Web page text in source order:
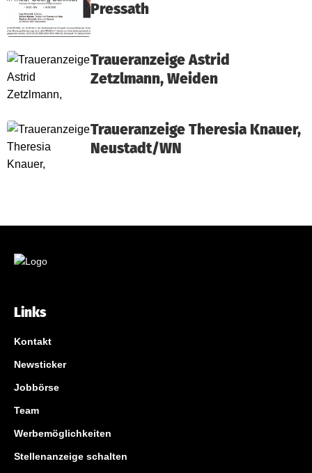
Pressath
Traueranzeige Astrid
Zetzlmann, Weiden
Traueranzeige Theresia Knauer,
Neustadt/WN
Links
Kontakt
Newsticker
Jobbörse
Team
Werbemöglichkeiten
Stellenanzeige schalten